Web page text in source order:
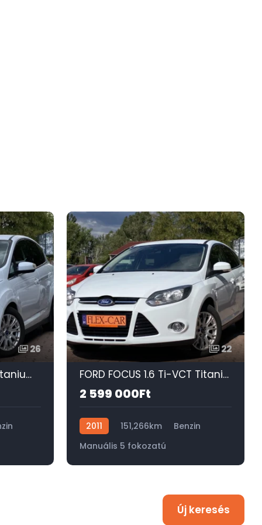
26
FORD C-MAX 1.6 VCT Titanium 124 E KM-125 LE-SONY HIFI-ÜLÉSFŰTÉS-TEMPOMAT-PARKOL​ÓASSZISZTENS-PDC!
22
FORD FOCUS 1.6 Ti-VCT Titanium TEMPOMAT-ELEKTROMOS FÉLBŐR ÜLÉS-ÜLÉSFŰTÉS-VONÓHOROG-DUPLA DIGIT KLÍMA!
2 599 000Ft
2011 151,266km
Benzin
Manuális 5 fokozatú
Új keresés